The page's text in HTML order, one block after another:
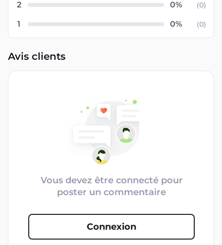
2 (0)
1 (0)
Avis clients
Vous devez être connecté pour
poster un commentaire
Connexion